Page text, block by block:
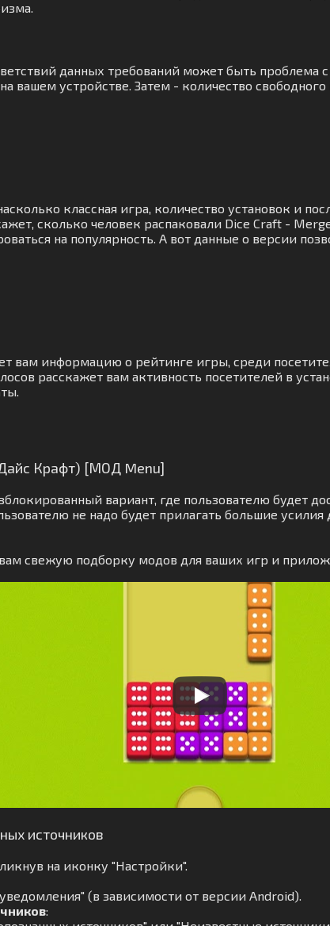
данных требований может быть проблема
вашем устройстве. Затем - количество
классная игра, количество установок и
сколько человек распаковали Dice Craft -
на популярность. А вот данные о версии
вам информацию о рейтинге игры, среди
расскажет вам активность посетителей в
Крафт) [МОД Menu]
вариант, где пользователю будет
не надо будет прилагать большие
свежую подборку модов для ваших игр и
источников
на иконку "Настройки".
(в зависимости от версии Android).
: